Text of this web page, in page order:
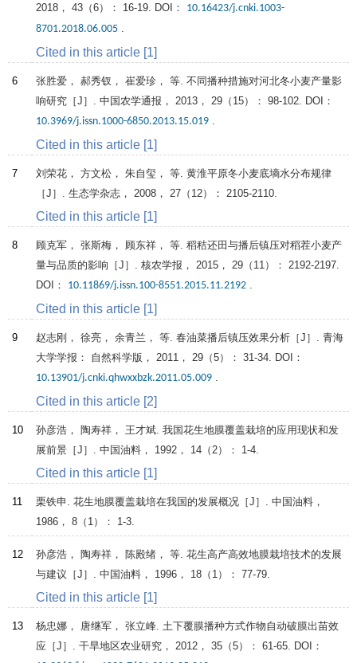
2018 ， 43 （6）： 16-19. DOI： 10.16423/j.cnki.1003-
8701.2018.06.005
Cited in this article [1]
6
张胜爱， 郝秀钗， 崔爱珍， 等. 不同播种措施对河北冬小麦产量影
响研究［J］. 中国农学通报 ， 2013 ， 29 （15）： 98-102. DOI：
10.3969/j.issn.1000-6850.2013.15.019
Cited in this article [1]
7
刘荣花， 方文松， 朱自玺， 等. 黄淮平原冬小麦底墒水分布规律
［J］. 生态学杂志 ， 2008 ， 27 （12）： 2105-2110.
Cited in this article [1]
8
顾克军， 张斯梅， 顾东祥， 等. 稻秸还田与播后镇压对稻茬小麦产
量与品质的影响［J］. 核农学报 ， 2015 ， 29 （11）： 2192-2197.
DOI： 10.11869/j.issn.100-8551.2015.11.2192
Cited in this article [1]
9 赵志刚， 徐亮， 余青兰， 等. 春油菜播后镇压效果分析［J］. 青海
大学学报： 自然科学版 ， 2011 ， 29 （5）： 31-34. DOI：
10.13901/j.cnki.qhwxxbzk.2011.05.009
Cited in this article [2]
10
孙彦浩， 陶寿祥， 王才斌. 我国花生地膜覆盖栽培的应用现状和发
展前景［J］. 中国油料 ， 1992 ， 14 （2）： 1-4.
Cited in this article [1]
11 栗铁申. 花生地膜覆盖栽培在我国的发展概况［J］. 中国油料 ，
1986 ， 8 （1）： 1-3.
12
孙彦浩， 陶寿祥， 陈殿绪， 等. 花生高产高效地膜栽培技术的发展
与建议［J］. 中国油料 ， 1996 ， 18 （1）： 77-79.
Cited in this article [1]
13
杨忠娜， 唐继军， 张立峰. 土下覆膜播种方式作物自动破膜出苗效
应［J］. 干旱地区农业研究 ， 2012 ， 35 （5）： 61-65. DOI：